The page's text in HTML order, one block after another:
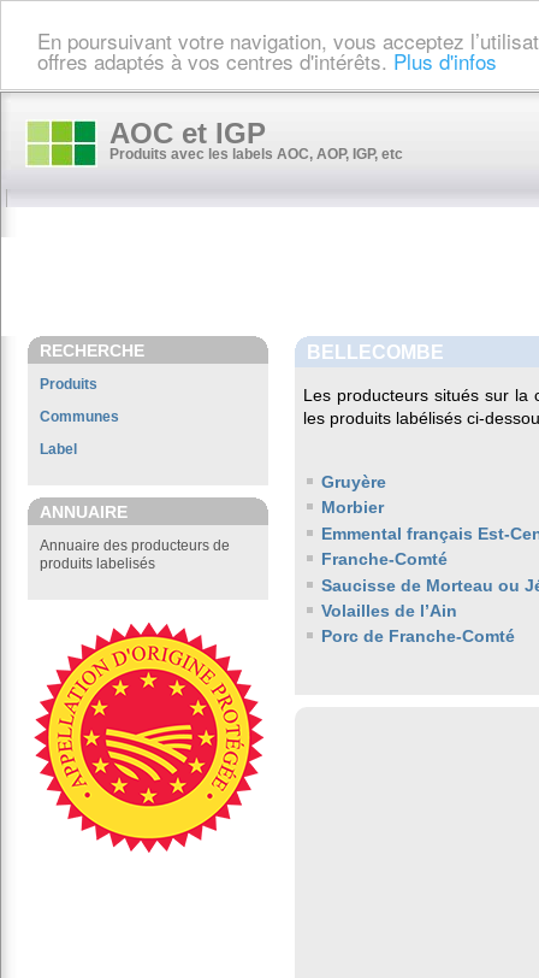
En poursuivant votre navigation, vous acceptez
offres adaptés à vos centres d'intérêts. Plus d'infos
AOC et IGP
Produits avec les labels AOC, AOP, IGP, etc
RECHERCHE
Produits
Communes
Label
ANNUAIRE
Annuaire des producteurs de
produits labelisés
BELLECOMBE
Les producteurs situés sur la
les produits labélisés ci-
Gruyère
Morbier
Emmental français Est-
Franche-Comté
Saucisse de Morteau ou
Volailles de l’Ain
Porc de Franche-Comté